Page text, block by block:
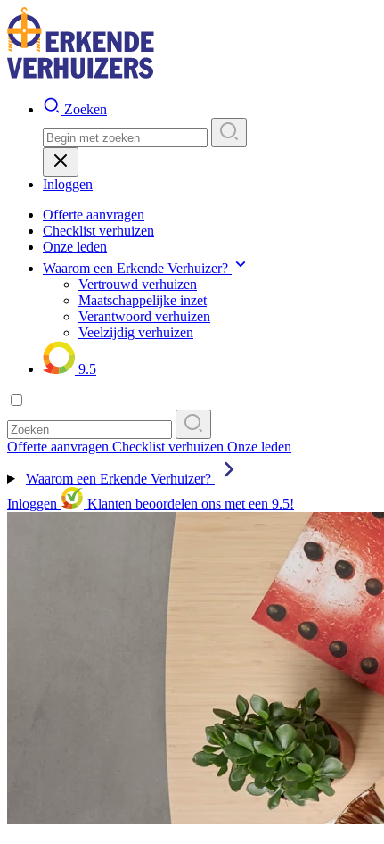
Zoeken
Inloggen
Offerte aanvragen
Checklist verhuizen
Onze leden
Waarom een Erkende Verhuizer?
Vertrouwd verhuizen
Maatschappelijke inzet
Verantwoord verhuizen
Veelzijdig verhuizen
9.5
Offerte aanvragen Checklist verhuizen Onze leden
Waarom een Erkende Verhuizer?
Inloggen
Klanten beoordelen ons met een 9.5!